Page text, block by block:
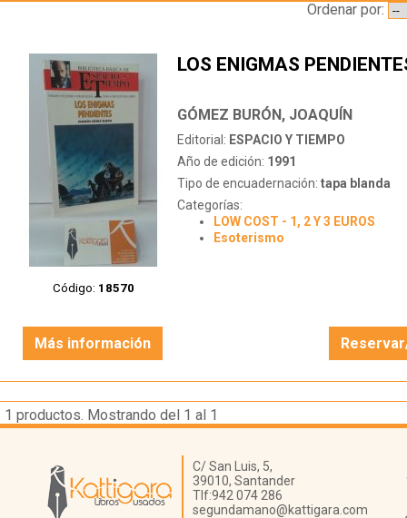
Ordenar por:
Código: 18570
LOS ENIGMAS
GÓMEZ BURÓN, JOAQUÍN
Editorial: ESPACIO Y TIEMPO
Año de edición: 1991
Tipo de encuadernación: tapa blanda
Categorías:
LOW COST - 1, 2 Y 3 EUROS
Esoterismo
Más información
1 productos. Mostrando del 1 al 1
Librería Kattigara
C/ San Luis, 5,
39010, Santander
Tlf:942 074 286
segundamano@kattigara.com